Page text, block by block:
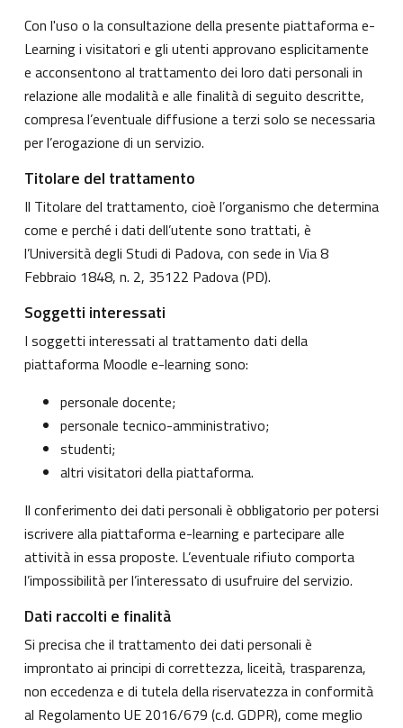
Con l'uso o la consultazione della presente piattaforma e-
Learning i visitatori e gli utenti approvano esplicitamente
e acconsentono al trattamento dei loro dati personali in
relazione alle modalità e alle finalità di seguito descritte,
compresa l’eventuale diffusione a terzi solo se necessaria
per l’erogazione di un servizio.
Titolare del trattamento
Il Titolare del trattamento, cioè l’organismo che determina
come e perché i dati dell’utente sono trattati, è
l’Università degli Studi di Padova, con sede in Via 8
Febbraio 1848, n. 2, 35122 Padova (PD).
Soggetti interessati
I soggetti interessati al trattamento dati della
piattaforma Moodle e-learning sono:
personale docente;
personale tecnico-amministrativo;
studenti;
altri visitatori della piattaforma.
Il conferimento dei dati personali è obbligatorio per potersi
iscrivere alla piattaforma e-learning e partecipare alle
attività in essa proposte. L’eventuale rifiuto comporta
l’impossibilità per l’interessato di usufruire del servizio.
Dati raccolti e finalità
Si precisa che il trattamento dei dati personali è
improntato ai principi di correttezza, liceità, trasparenza,
non eccedenza e di tutela della riservatezza in conformità
al Regolamento UE 2016/679 (c.d. GDPR), come meglio